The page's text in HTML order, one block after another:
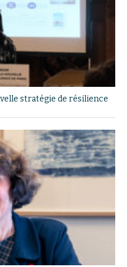
stratégie de résilience